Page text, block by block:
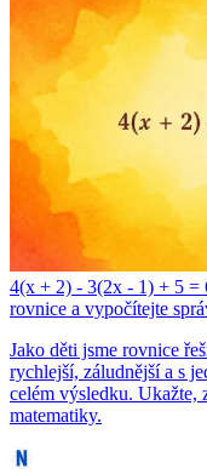
4(x + 2) - 3(2x - 1) + 5 =
rovnice a vypočítejte
Jako děti jsme rovnice
rychlejší, záludnější a s
celém výsledku. Ukažte,
matematiky.